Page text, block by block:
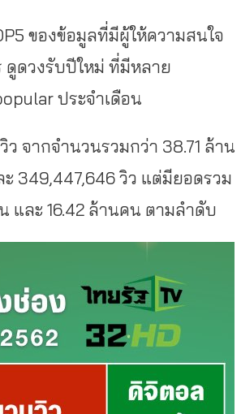
ของข้อมูลที่มีผู้ให้ความสนใจ
ดูดวงรับปีใหม่ ที่มีหลาย
ประจำเดือน
จากจำนวนรวมกว่า 38.71 ล้าน
349,447,646 วิว แต่มียอดรวม
และ 16.42 ล้านคน ตามลำดับ